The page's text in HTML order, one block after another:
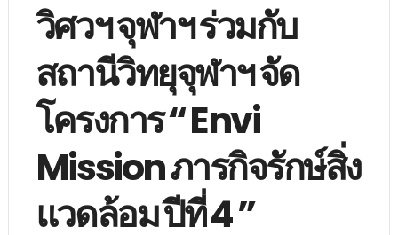
วิศวฯ จุฬาฯ ร่วมกับ
สถานีวิทยุจุฬาฯ จัด
โครงการ “ Envi
Mission ภารกิจรักษ์สิ่ง
แวดล้อม ปีที่ 4 ”